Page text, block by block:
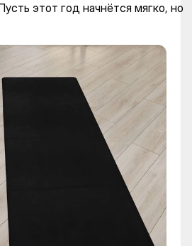
этот год начнётся мягко, но